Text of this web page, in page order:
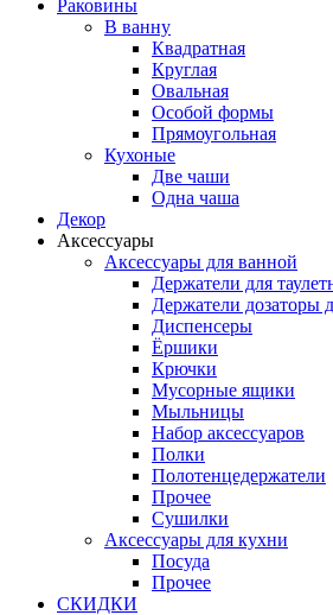
Раковины
В ванну
Квадратная
Круглая
Овальная
Особой формы
Прямоугольная
Кухоные
Две чаши
Одна чаша
Декор
Аксессуары
Аксессуары для ванной
Держатели для
Держатели дозаторы
Диспенсеры
Ёршики
Крючки
Мусорные ящики
Мыльницы
Набор аксессуаров
Полки
Полотенцедержатели
Прочее
Сушилки
Аксессуары для кухни
Посуда
Прочее
СКИДКИ